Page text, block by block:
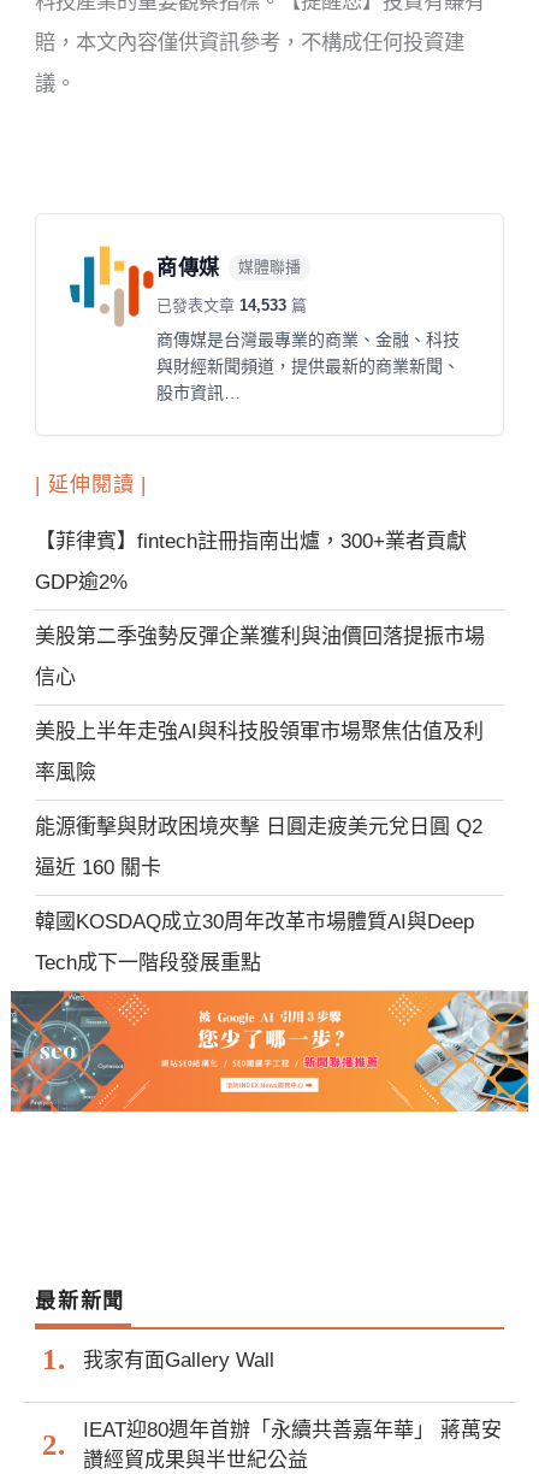
賠，本文內容僅供資訊參考，不構成任何投資建
議。
商傳媒 媒體聯播
已發表文章 14,533 篇
商傳媒是台灣最專業的商業、金融、科技
與財經新聞頻道，提供最新的商業新聞、
股市資訊…
| 延伸閱讀 |
【菲律賓】fintech註冊指南出爐，300+業者貢獻
GDP逾2%
美股第二季強勢反彈企業獲利與油價回落提振市場
信心
美股上半年走強AI與科技股領軍市場聚焦估值及利
率風險
能源衝擊與財政困境夾擊 日圓走疲美元兌日圓 Q2
逼近 160 關卡
韓國KOSDAQ成立30周年改革市場體質AI與Deep
Tech成下一階段發展重點
最新新聞
我家有面Gallery Wall
IEAT迎80週年首辦「永續共善嘉年華」 蔣萬安
讚經貿成果與半世紀公益